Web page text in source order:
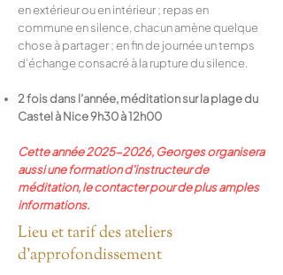
en extérieur ou en intérieur ; repas en
commune en silence, chacun amène quelque
chose à partager ; en fin de journée un temps
d’échange consacré à la rupture du silence.
2 fois dans l’année, méditation sur la plage du
Castel à Nice 9h30 à 12h00
Cette année2025-2026, Georges organisera
aussi une formation d'instructeur de
méditation, le contacter pour de plus amples
informations.
Lieu et tarif des ateliers
d'approfondissement